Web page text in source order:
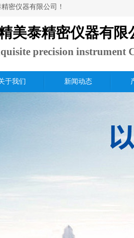
密仪器有限公司！
美泰精密仪器有限
precision instrument
于我们 新闻动态